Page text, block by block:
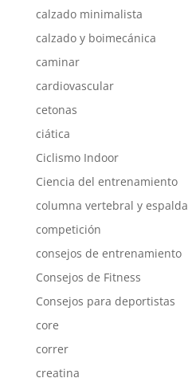
calzado minimalista
calzado y boimecánica
caminar
cardiovascular
cetonas
ciática
Ciclismo Indoor
Ciencia del entrenamiento
columna vertebral y espalda
competición
consejos de entrenamiento
Consejos de Fitness
Consejos para deportistas
core
correr
creatina